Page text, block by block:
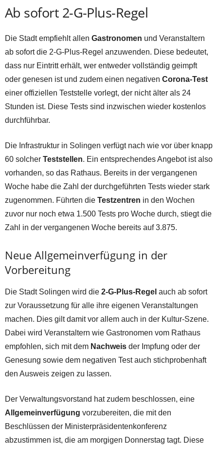
Ab sofort 2-G-Plus-Regel
Die Stadt empfiehlt allen Gastronomen und Veranstaltern
ab sofort die 2-G-Plus-Regel anzuwenden. Diese bedeutet,
dass nur Eintritt erhält, wer entweder vollständig geimpft
oder genesen ist und zudem einen negativen Corona-Test
einer offiziellen Teststelle vorlegt, der nicht älter als 24
Stunden ist. Diese Tests sind inzwischen wieder kostenlos
durchführbar.
Die Infrastruktur in Solingen verfügt nach wie vor über knapp
60 solcher Teststellen. Ein entsprechendes Angebot ist also
vorhanden, so das Rathaus. Bereits in der vergangenen
Woche habe die Zahl der durchgeführten Tests wieder stark
zugenommen. Führten die Testzentren in den Wochen
zuvor nur noch etwa 1.500 Tests pro Woche durch, stiegt die
Zahl in der vergangenen Woche bereits auf 3.875.
Neue Allgemeinverfügung in der
Vorbereitung
Die Stadt Solingen wird die 2-G-Plus-Regel auch ab sofort
zur Voraussetzung für alle ihre eigenen Veranstaltungen
machen. Dies gilt damit vor allem auch in der Kultur-Szene.
Dabei wird Veranstaltern wie Gastronomen vom Rathaus
empfohlen, sich mit dem Nachweis der Impfung oder der
Genesung sowie dem negativen Test auch stichprobenhaft
den Ausweis zeigen zu lassen.
Der Verwaltungsvorstand hat zudem beschlossen, eine
Allgemeinverfügung vorzubereiten, die mit den
Beschlüssen der Ministerpräsidentenkonferenz
abzustimmen ist, die am morgigen Donnerstag tagt. Diese